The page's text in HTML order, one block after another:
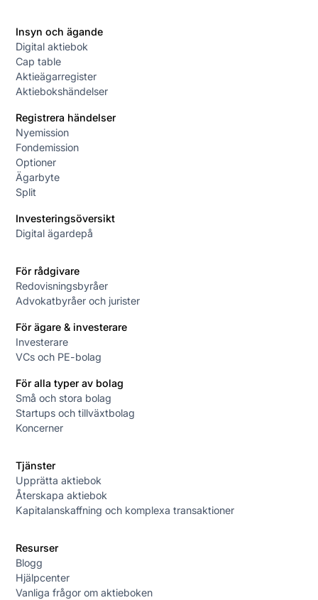
Insyn och ägande
Digital aktiebok
Cap table
Aktieägarregister
Aktiebokshändelser
Registrera händelser
Nyemission
Fondemission
Optioner
Ägarbyte
Split
Investeringsöversikt
Digital ägardepå
För rådgivare
Redovisningsbyråer
Advokatbyråer och jurister
För ägare & investerare
Investerare
VCs och PE-bolag
För alla typer av bolag
Små och stora bolag
Startups och tillväxtbolag
Koncerner
Tjänster
Upprätta aktiebok
Återskapa aktiebok
Kapitalanskaffning och komplexa transaktioner
Resurser
Blogg
Hjälpcenter
Vanliga frågor om aktieboken